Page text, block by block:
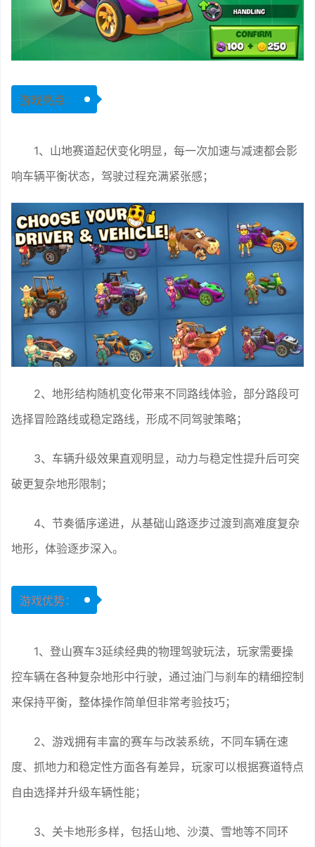
游戏亮点：
1、山地赛道起伏变化明显，每一次加速与减速都会影
响车辆平衡状态，驾驶过程充满紧张感；
2、地形结构随机变化带来不同路线体验，部分路段可
选择冒险路线或稳定路线，形成不同驾驶策略；
3、车辆升级效果直观明显，动力与稳定性提升后可突
破更复杂地形限制；
4、节奏循序递进，从基础山路逐步过渡到高难度复杂
地形，体验逐步深入。
游戏优势：
1、登山赛车3延续经典的物理驾驶玩法，玩家需要操
控车辆在各种复杂地形中行驶，通过油门与刹车的精细控制
来保持平衡，整体操作简单但非常考验技巧；
2、游戏拥有丰富的赛车与改装系统，不同车辆在速
度、抓地力和稳定性方面各有差异，玩家可以根据赛道特点
自由选择并升级车辆性能；
3、关卡地形多样，包括山地、沙漠、雪地等不同环